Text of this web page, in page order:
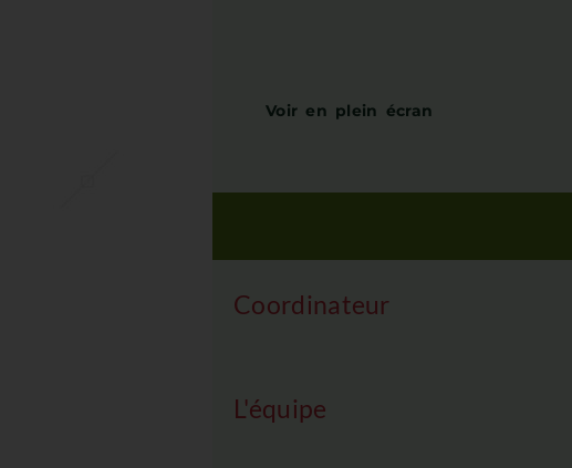
Voir en plein écran
Coordinateur
L'équipe